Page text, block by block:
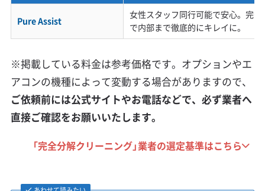
Pure Assist
女性スタッフ同行可能で安心。完
で内部まで徹底的にキレイに。
※掲載している料金は参考価格です。オプションやエ
アコンの機種によって変動する場合がありますので、
ご依頼前には公式サイトやお電話などで、必ず業者へ
直接ご確認をお願いいたします。
「完全分解クリーニング」業者の選定基準はこちら